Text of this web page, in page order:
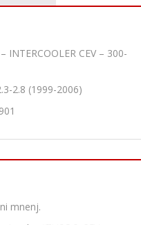
INTERCOOLER CEV – 300-
2.8 (1999-2006)
mnenj.